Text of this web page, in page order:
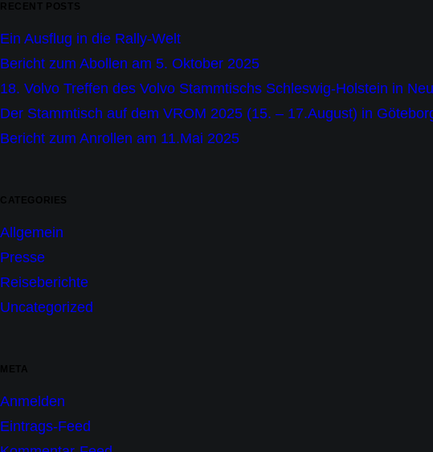
RECENT POSTS
Ein Ausflug in die Rally-Welt
Bericht zum Abollen am 5. Oktober 2025
18. Volvo Treffen des Volvo Stammtischs Schleswig-Holstein in
Der Stammtisch auf dem VROM 2025 (15. – 17.August) in
Bericht zum Anrollen am 11.Mai 2025
CATEGORIES
Allgemein
Presse
Reiseberichte
Uncategorized
META
Anmelden
Eintrags-Feed